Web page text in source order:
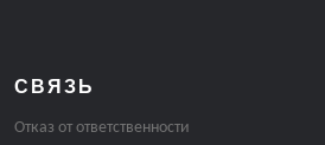
СВЯЗЬ
Отказ от ответственности